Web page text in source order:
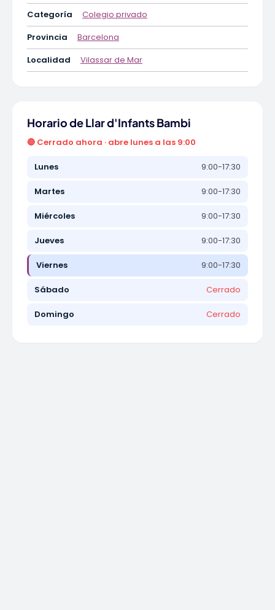
Categoría
Colegio privado
Provincia
Barcelona
Localidad
Vilassar de Mar
Horario de Llar d'Infants Bambi
🔴 Cerrado ahora · abre lunes a las 9:00
Lunes 9:00-17:30
Martes 9:00-17:30
Miércoles 9:00-17:30
Jueves 9:00-17:30
Viernes 9:00-17:30
Sábado Cerrado
Domingo Cerrado